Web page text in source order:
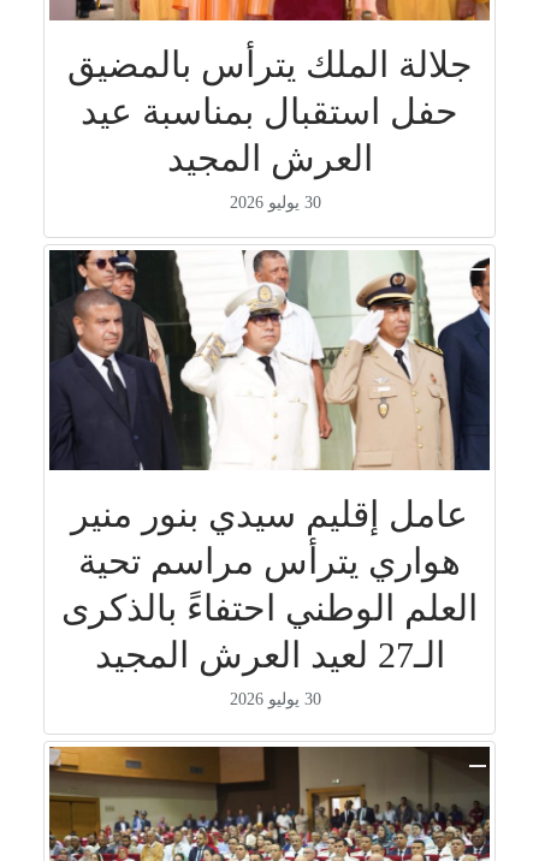
جلالة الملك يترأس بالمضيق
حفل استقبال بمناسبة عيد
العرش المجيد
30 يوليو 2026
عامل إقليم سيدي بنور منير
هواري يترأس مراسم تحية
العلم الوطني احتفاءً بالذكرى
الـ27 لعيد العرش المجيد
30 يوليو 2026